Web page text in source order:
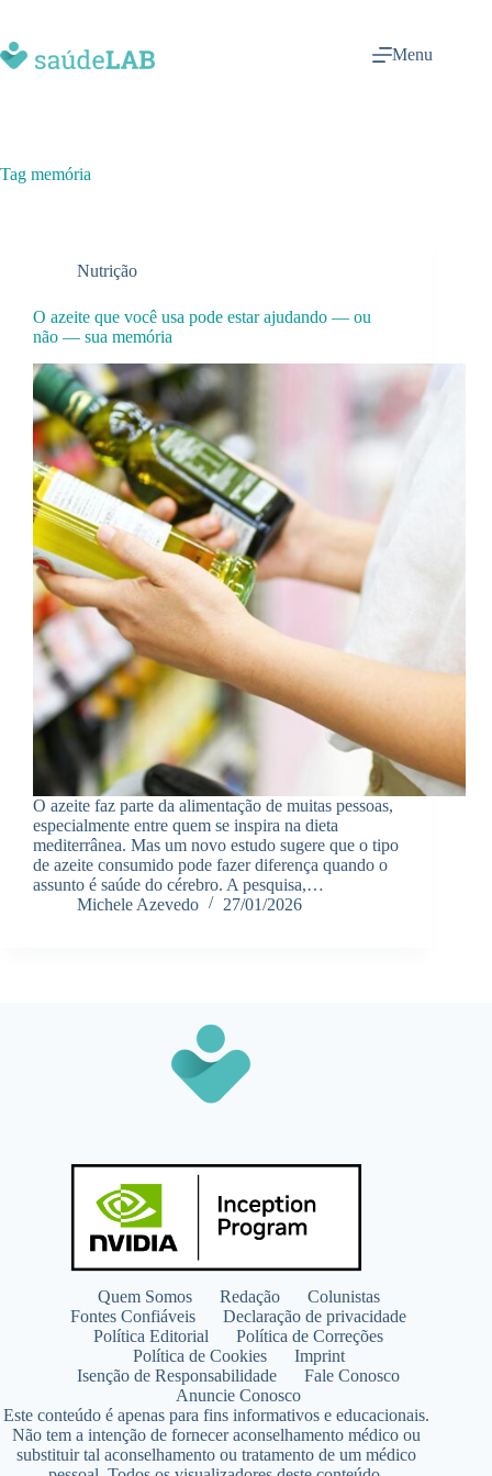
Menu
Tag memória
Nutrição
O azeite que você usa pode estar ajudando — ou
não — sua memória
O azeite faz parte da alimentação de muitas pessoas,
especialmente entre quem se inspira na dieta
mediterrânea. Mas um novo estudo sugere que o tipo
de azeite consumido pode fazer diferença quando o
assunto é saúde do cérebro. A pesquisa,…
Michele Azevedo
27/01/2026
Quem Somos Redação
Colunistas
Fontes Confiáveis
Declaração de privacidade
Política Editorial
Política de Correções
Política de Cookies
Imprint
Isenção de Responsabilidade
Fale Conosco
Anuncie Conosco
Este conteúdo é apenas para fins informativos e educacionais.
Não tem a intenção de fornecer aconselhamento médico ou
substituir tal aconselhamento ou tratamento de um médico